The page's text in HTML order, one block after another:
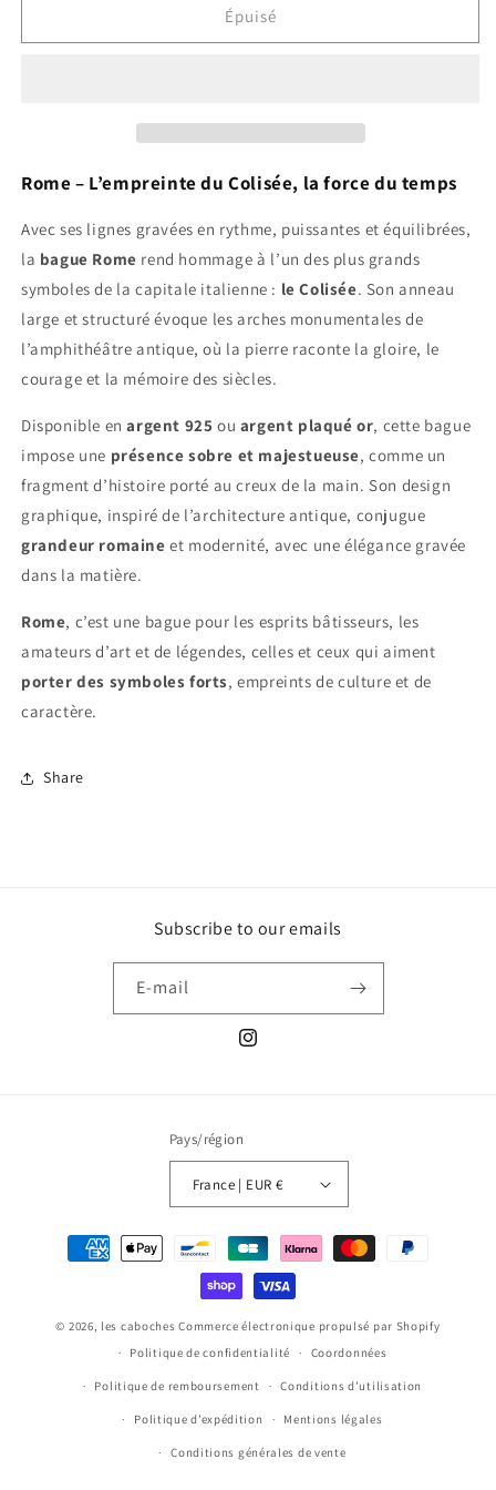
Rome
Rome
Épuisé
Rome – L’empreinte du Colisée, la force du temps
Avec ses lignes gravées en rythme, puissantes et équilibrées,
la bague Rome rend hommage à l’un des plus grands
symboles de la capitale italienne : le Colisée. Son anneau
large et structuré évoque les arches monumentales de
l’amphithéâtre antique, où la pierre raconte la gloire, le
courage et la mémoire des siècles.
Disponible enargent 925 ou argent plaqué or, cette bague
impose une présence sobre et majestueuse, comme un
fragment d’histoire porté au creux de la main. Son design
graphique, inspiré de l’architecture antique, conjugue
grandeur romaine et modernité, avec une élégance gravée
dans la matière.
Rome, c’est une bague pour les esprits bâtisseurs, les
amateurs d’art et de légendes, celles et ceux qui aiment
porter des symboles forts, empreints de culture et de
caractère.
Share
Subscribe to our emails
E-mail
Instagram
Pays/région
France | EUR €
Moyens
© 2026, les caboches Commerce électronique propulsé par Shopify
Politique de confidentialité
Coordonnées
Politique de remboursement Conditions d’utilisation
Politique d’expédition Mentions légales
Conditions générales de vente